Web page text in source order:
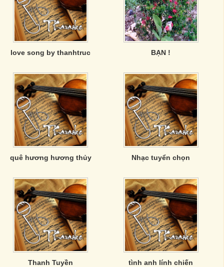
love song by thanhtruc BẠN !
quê hương hương thủy Nhạc tuyển chọn
Thanh Tuyền tình anh lính chiến